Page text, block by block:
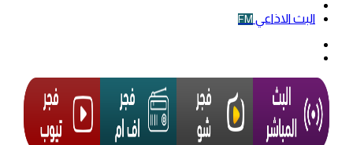
البث الاذاعي FM